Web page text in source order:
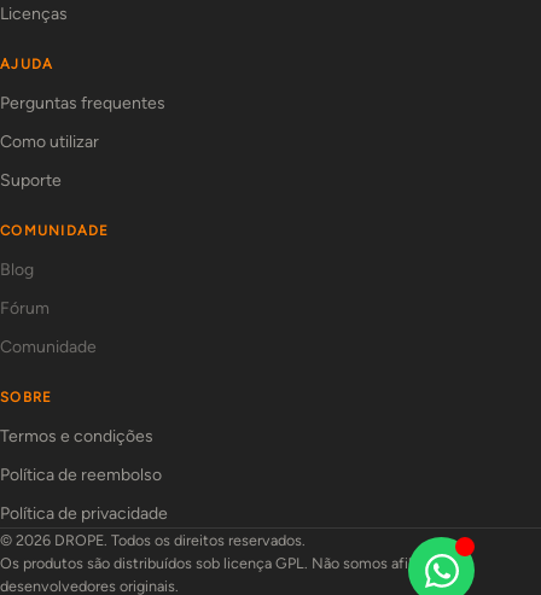
Licenças
AJUDA
Perguntas frequentes
Como utilizar
Suporte
COMUNIDADE
Blog
Fórum
Comunidade
SOBRE
Termos e condições
Política de reembolso
Política de privacidade
© 2026 DROPE. Todos os direitos reservados.
Os produtos são distribuídos sob licença GPL. Não somos afiliados aos
desenvolvedores originais.